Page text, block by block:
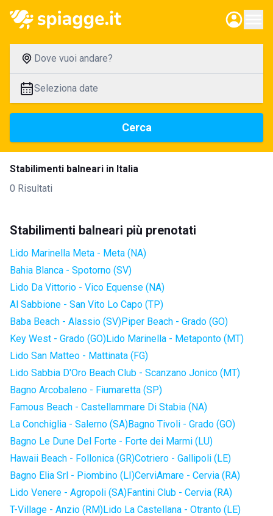
Dove vuoi andare?
Seleziona date
Cerca
Stabilimenti balneari in Italia
0 Risultati
Stabilimenti balneari più prenotati
Lido Marinella Meta - Meta (NA)
Bahia Blanca - Spotorno (SV)
Lido Da Vittorio - Vico Equense (NA)
Al Sabbione - San Vito Lo Capo (TP)
Baba Beach - Alassio (SV)Piper Beach - Grado (GO)
Key West - Grado (GO)Lido Marinella - Metaponto (MT)
Lido San Matteo - Mattinata (FG)
Lido Sabbia D'Oro Beach Club - Scanzano Jonico (MT)
Bagno Arcobaleno - Fiumaretta (SP)
Famous Beach - Castellammare Di Stabia (NA)
La Conchiglia - Salerno (SA)Bagno Tivoli - Grado (GO)
Bagno Le Dune Del Forte - Forte dei Marmi (LU)
Hawaii Beach - Follonica (GR)Cotriero - Gallipoli (LE)
Bagno Elia Srl - Piombino (LI)CerviAmare - Cervia (RA)
Lido Venere - Agropoli (SA)Fantini Club - Cervia (RA)
T-Village - Anzio (RM)Lido La Castellana - Otranto (LE)